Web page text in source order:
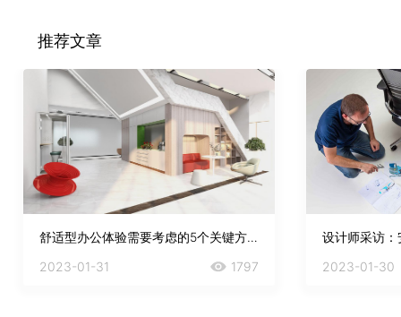
推荐文章
舒适型办公体验需要考虑的5个关键方面
2023-01-31
1797 2023-01-30